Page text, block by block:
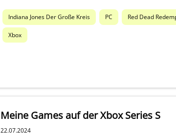
Indiana Jones Der Große Kreis PC Red Dead
Xbox
Meine Games auf der Xbox Series S
22.07.2024